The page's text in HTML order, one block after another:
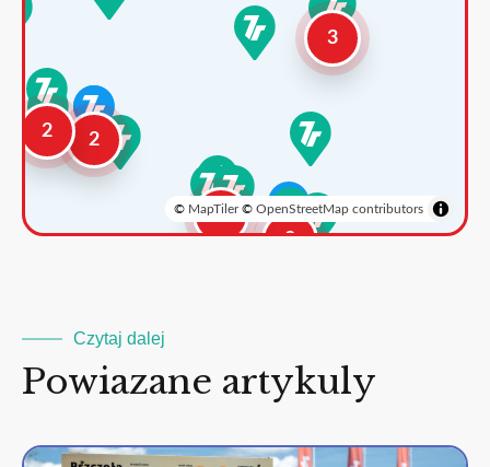
2
2
3
2
3
© MapTiler© OpenStreetMap contributors
Czytaj dalej
Powiazane artykuly